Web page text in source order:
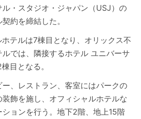
・スタジオ・ジャパン（USJ）の
約を締結した。
テルは7棟目となり、オリックス不
では、隣接するホテル ユニバーサ
目となる。
、レストラン、客室にはパークの
装飾を施し、オフィシャルホテルな
ョンを行う。地下2階、地上15階